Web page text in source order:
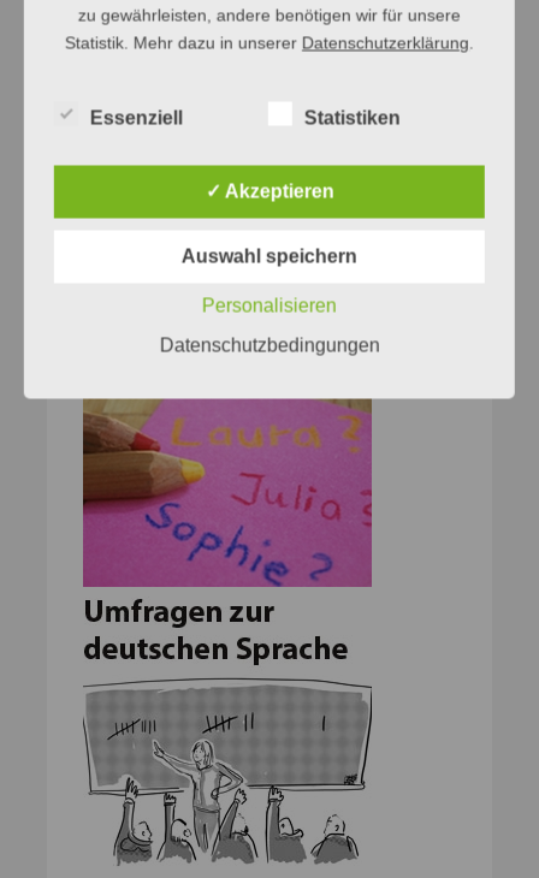
zu gewährleisten, andere benötigen wir für unsere
Statistik. Mehr dazu in unserer Datenschutzerklärung.
Essenziell Statistiken
✓ Akzeptieren
Auswahl speichern
Personalisieren
Datenschutzbedingungen